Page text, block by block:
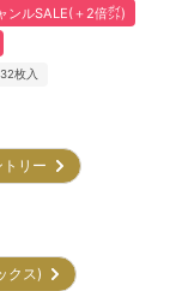
ンルSALE(＋2倍㌽)
枚入
トリー
クス)